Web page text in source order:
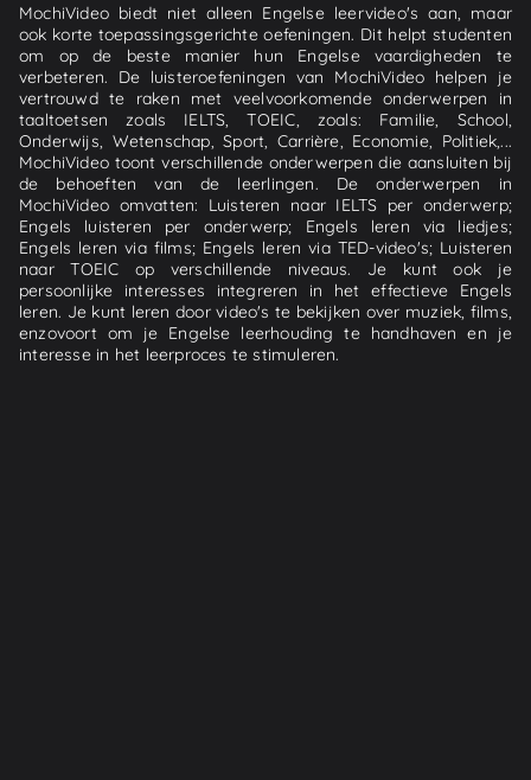
MochiVideo biedt niet alleen Engelse leervideo's aan, maar
ook korte toepassingsgerichte oefeningen. Dit helpt studenten
om op de beste manier hun Engelse vaardigheden te
verbeteren. De luisteroefeningen van MochiVideo helpen je
vertrouwd te raken met veelvoorkomende onderwerpen in
taaltoetsen zoals IELTS, TOEIC, zoals: Familie, School,
Onderwijs, Wetenschap, Sport, Carrière, Economie, Politiek,...
MochiVideo toont verschillende onderwerpen die aansluiten bij
de behoeften van de leerlingen. De onderwerpen in
MochiVideo omvatten: Luisteren naar IELTS per onderwerp;
Engels luisteren per onderwerp; Engels leren via liedjes;
Engels leren via films; Engels leren via TED-video's; Luisteren
naar TOEIC op verschillende niveaus. Je kunt ook je
persoonlijke interesses integreren in het effectieve Engels
leren. Je kunt leren door video's te bekijken over muziek, films,
enzovoort om je Engelse leerhouding te handhaven en je
interesse in het leerproces te stimuleren.